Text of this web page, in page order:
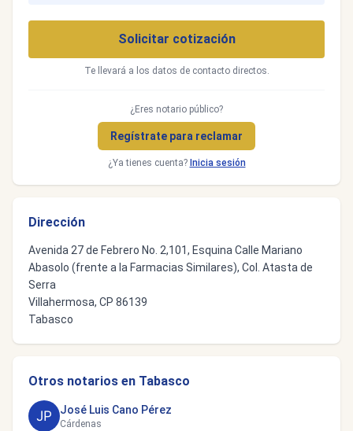
Solicitar cotización
Te llevará a los datos de contacto directos.
¿Eres notario público?
Regístrate para reclamar
¿Ya tienes cuenta? Inicia sesión
Dirección
Avenida 27 de Febrero No. 2,101, Esquina Calle Mariano
Abasolo (frente a la Farmacias Similares), Col. Atasta de
Serra
Villahermosa, CP 86139
Tabasco
Otros notarios en Tabasco
José Luis Cano Pérez
Cárdenas